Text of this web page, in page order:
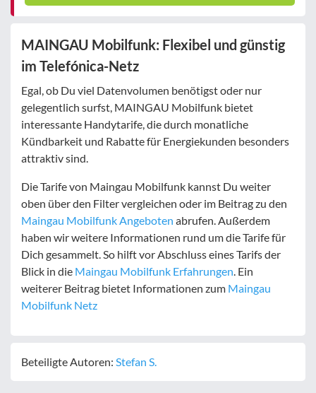
MAINGAU Mobilfunk: Flexibel und günstig
im Telefónica-Netz
Egal, ob Du viel Datenvolumen benötigst oder nur
gelegentlich surfst, MAINGAU Mobilfunk bietet
interessante Handytarife, die durch monatliche
Kündbarkeit und Rabatte für Energiekunden besonders
attraktiv sind.
Die Tarife von Maingau Mobilfunk kannst Du weiter
oben über den Filter vergleichen oder im Beitrag zu den
Maingau Mobilfunk Angeboten abrufen. Außerdem
haben wir weitere Informationen rund um die Tarife für
Dich gesammelt. So hilft vor Abschluss eines Tarifs der
Blick in die Maingau Mobilfunk Erfahrungen. Ein
weiterer Beitrag bietet Informationen zum Maingau
Mobilfunk Netz
Beteiligte Autoren: Stefan S.